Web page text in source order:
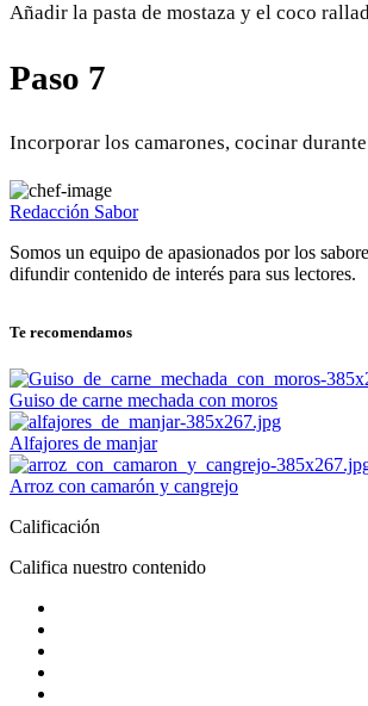
Añadir la pasta de mostaza y el coco
Paso 7
Incorporar los camarones, cocinar
Redacción Sabor
Somos un equipo de apasionados por los
difundir contenido de interés para sus lectores.
Te recomendamos
Guiso de carne mechada con moros
Alfajores de manjar
Arroz con camarón y cangrejo
Calificación
Califica nuestro contenido